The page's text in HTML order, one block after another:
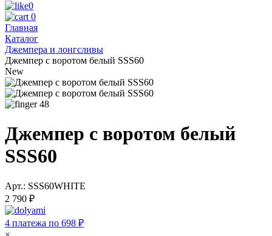
0
0
Главная
Каталог
Джемпера и лонгсливы
Джемпер с воротом белый SSS60
New
48
Джемпер с воротом белый
SSS60
Арт.: SSS60WHITE
2 790 ₽
4 платежа по 698 ₽